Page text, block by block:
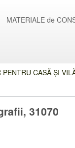
MATERIALE de
PENTRU CASĂ ȘI
31070